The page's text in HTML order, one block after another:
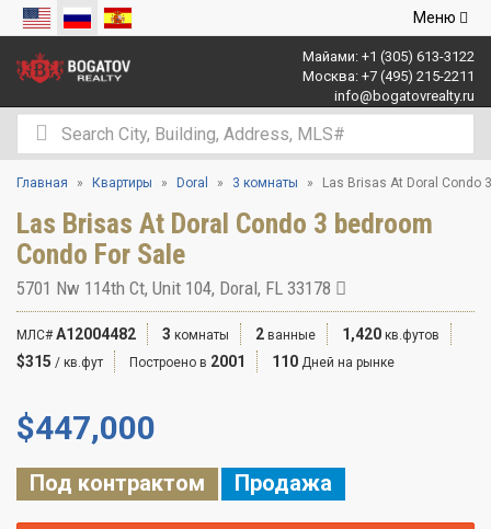
Открыть
Меню
Майами: +1 (305) 613-3122
Москва: +7 (495) 215-2211
info@bogatovrealty.ru
Главная Квартиры Doral 3 комнаты Las Brisas At Doral Condo
Las Brisas At Doral Condo 3 bedroom
Condo For Sale
5701 Nw 114th Ct, Unit 104, Doral, FL 33178
МЛС# A12004482 3 комнаты 2 ванные 1,420 кв.футов
$315 / кв.фут Построено в 2001 110 Дней на рынке
$447,000
Под контрактом Продажа